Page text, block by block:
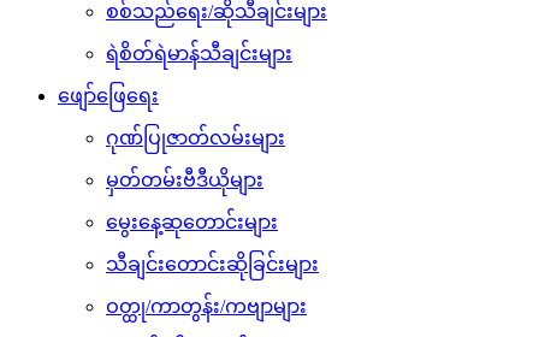
စစ်သည်ရေး/ဆိုသီချင်းများ
ရဲစိတ်ရဲမာန်သီချင်းများ
ဖျော်ဖြေရေး
ဂုဏ်ပြုဇာတ်လမ်းများ
မှတ်တမ်းဗီဒီယိုများ
မွေးနေ့ဆုတောင်းများ
သီချင်းတောင်းဆိုခြင်းများ
ဝတ္ထု/ကာတွန်း/ကဗျာများ